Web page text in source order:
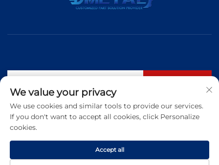
Tel: +86 183 5421 3960
We value your privacy
We use cookies and similar tools to provide our services.
If you don't want to accept all cookies, click Personalize
cookies.
Accept all